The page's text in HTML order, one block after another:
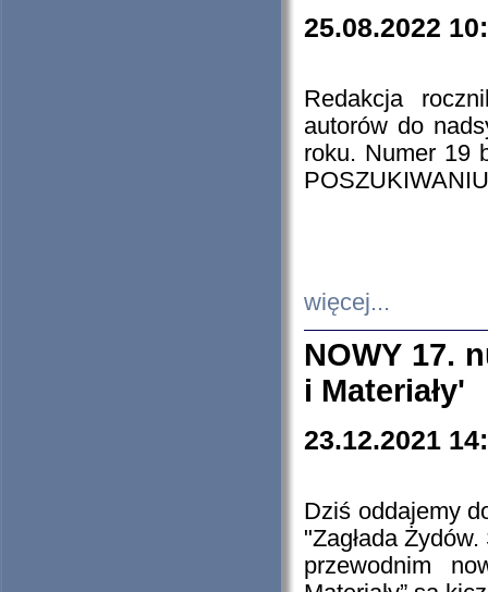
25.08.2022
Redakcja
autorów do
roku. Numer 19
więcej...
NOWY 17.
i Materiały'
23.12.2021
Dziś oddajemy
"Zagłada
przewodnim